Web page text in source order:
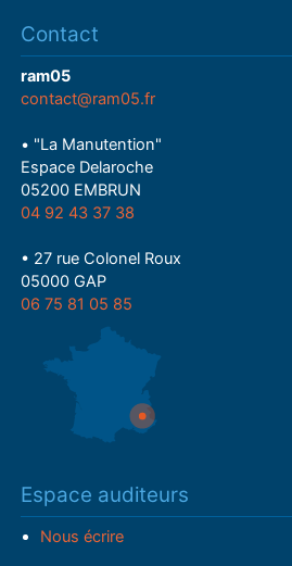
Contact
ram05
contact@ram05.fr
• "La Manutention"
Espace Delaroche
05200 EMBRUN
04 92 43 37 38
• 27 rue Colonel Roux
05000 GAP
06 75 81 05 85
Espace auditeurs
Nous écrire